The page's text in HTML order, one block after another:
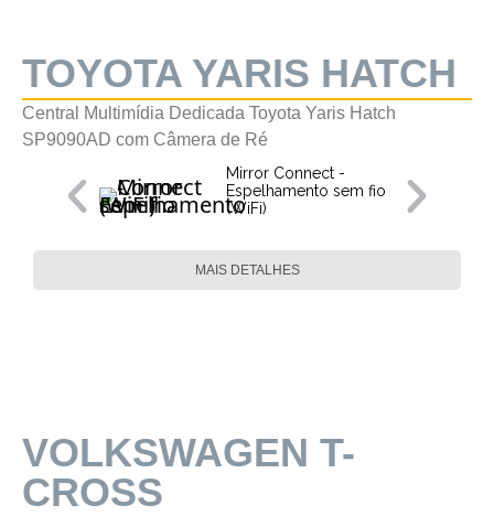
TOYOTA YARIS HATCH
Central Multimídia Dedicada Toyota Yaris Hatch
SP9090AD com Câmera de Ré
Mirror Connect -
Espelhamento sem fio
(WiFi)
MAIS DETALHES
VOLKSWAGEN T-
CROSS